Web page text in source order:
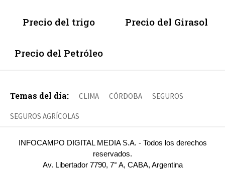
Precio del trigo Precio del Girasol
Precio del Petróleo
Temas del día: CLIMA CÓRDOBA SEGUROS
SEGUROS AGRÍCOLAS
INFOCAMPO DIGITAL MEDIA S.A. - Todos los derechos
reservados.
Av. Libertador 7790, 7° A, CABA, Argentina